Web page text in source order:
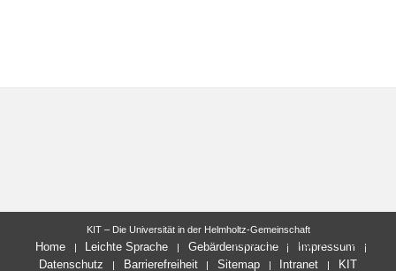
letzte Änderung: 04.04.2024
KIT – Die Universität in der Helmholtz-Gemeinschaft
Home Leichte Sprache Gebärdensprache
Impressum
Datenschutz
Barrierefreiheit Sitemap Intranet KIT